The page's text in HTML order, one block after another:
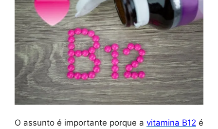
O assunto é importante porque a vitamina B12 é